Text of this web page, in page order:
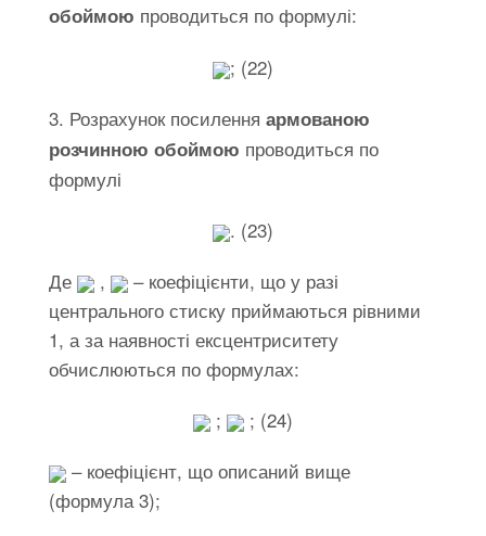
обоймою проводиться по формулі:
; (22)
3. Розрахунок посилення армованою
розчинною обоймою проводиться по
формулі
. (23)
Де
,
– коефіцієнти, що у разі
центрального стиску приймаються рівними
1, а за наявності ексцентриситету
обчислюються по формулах:
;
; (24)
– коефіцієнт, що описаний вище
(формула 3);